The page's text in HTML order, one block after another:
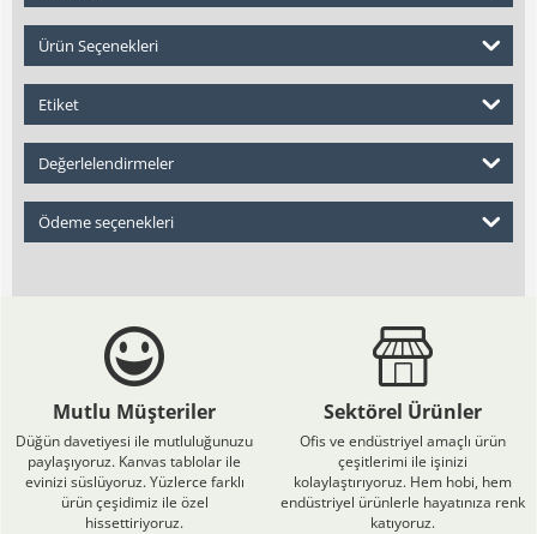
Ürün Seçenekleri
Etiket
Değerlelendirmeler
Ödeme seçenekleri
Mutlu Müşteriler
Düğün davetiyesi ile mutluluğunuzu
paylaşıyoruz. Kanvas tablolar ile
evinizi süslüyoruz. Yüzlerce farklı
ürün çeşidimiz ile özel
hissettiriyoruz.
Sektörel Ürünler
Ofis ve endüstriyel amaçlı ürün
çeşitlerimi ile işinizi
kolaylaştırıyoruz. Hem hobi, hem
endüstriyel ürünlerle hayatınıza renk
katıyoruz.